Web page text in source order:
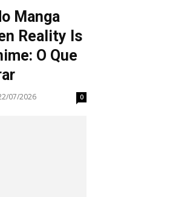
Manga
Reality Is
O Que
07/2026 0